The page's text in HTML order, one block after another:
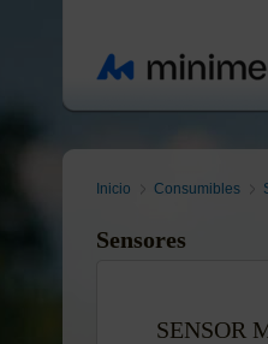
Inicio Consumibles
Sensores
SENSOR